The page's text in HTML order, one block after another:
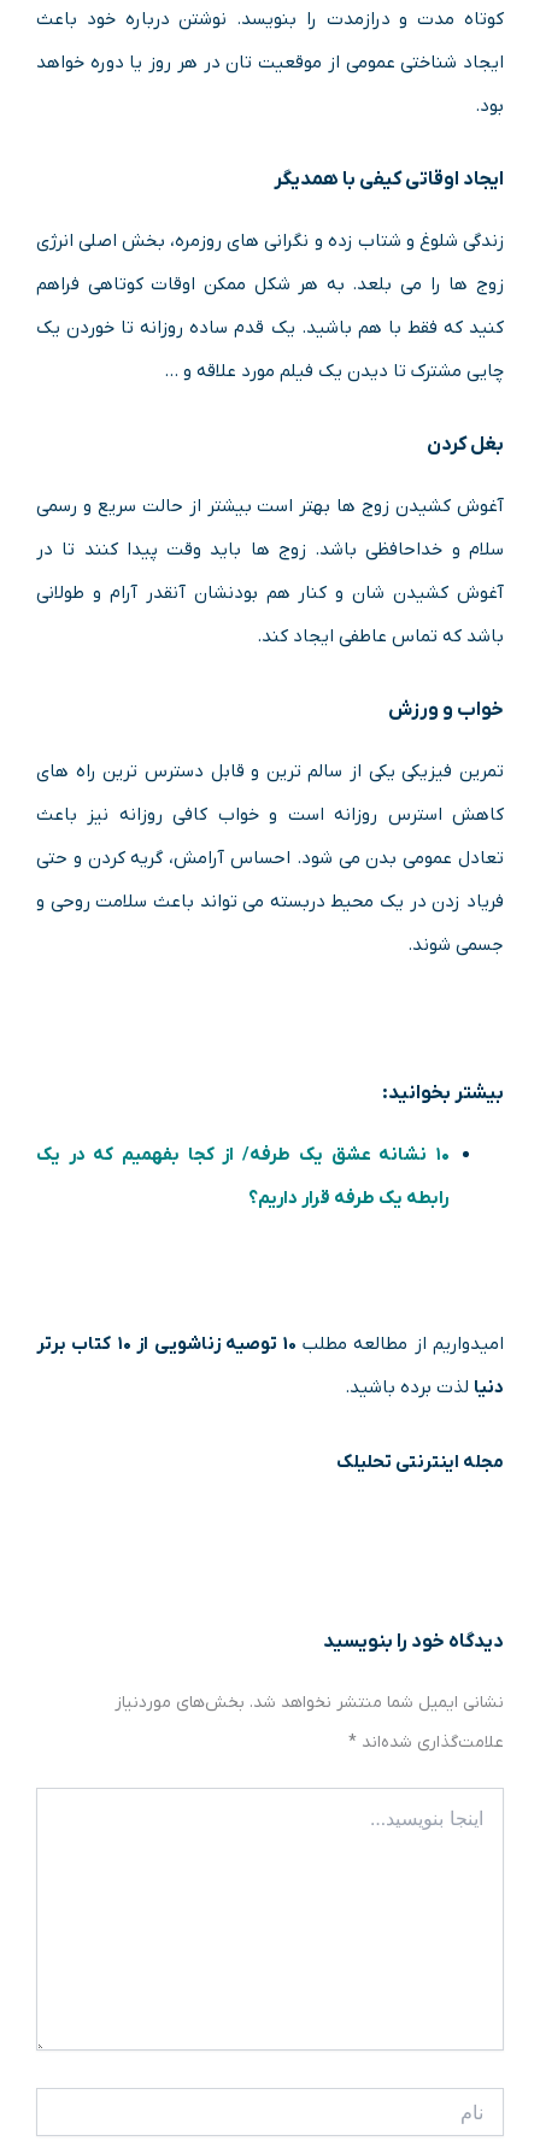
کوتاه مدت و درازمدت را بنویسد. نوشتن درباره خود باعث
ایجاد شناختی عمومی از موقعیت تان در هر روز یا دوره خواهد
بود.
ایجاد اوقاتی کیفی با همدیگر
زندگی شلوغ و شتاب زده و نگرانی های روزمره، بخش اصلی انرژی
زوج ها را می بلعد. به هر شکل ممکن اوقات کوتاهی فراهم
کنید که فقط با هم باشید. یک قدم ساده روزانه تا خوردن یک
چایی مشترک تا دیدن یک فیلم مورد علاقه و …
بغل کردن
آغوش کشیدن زوج ها بهتر است بیشتر از حالت سریع و رسمی
سلام و خداحافظی باشد. زوج ها باید وقت پیدا کنند تا در
آغوش کشیدن شان و کنار هم بودنشان آنقدر آرام و طولانی
باشد که تماس عاطفی ایجاد کند.
خواب و ورزش
تمرین فیزیکی یکی از سالم ترین و قابل دسترس ترین راه های
کاهش استرس روزانه است و خواب کافی روزانه نیز باعث
تعادل عمومی بدن می شود. احساس آرامش، گریه کردن و حتی
فریاد زدن در یک محیط دربسته می تواند باعث سلامت روحی و
جسمی شوند.
بیشتر بخوانید:
۱۰ نشانه عشق یک طرفه/ از کجا بفهمیم که در یک
رابطه یک طرفه قرار داریم؟
امیدواریم از مطالعه مطلب
10 توصیه زناشویی از ۱۰ کتاب برتر
دنیا لذت برده باشید.
مجله اینترنتی تحلیلک
دیدگاه‌ خود را بنویسید
نشانی ایمیل شما منتشر نخواهد شد. بخش‌های موردنیاز
علامت‌گذاری شده‌اند *
بنویسید…